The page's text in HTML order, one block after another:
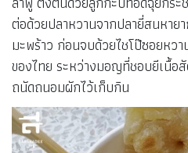
ต่อด้วยปลาหวานจากปลายี่สนหาย
มะพร้าว ก่อนจบด้วยไชโป๊ซอยห
ของไทย ระหว่างมอญที่ชอบยีเนื้
ถนัดถนอมผักไว้เก็บกิน